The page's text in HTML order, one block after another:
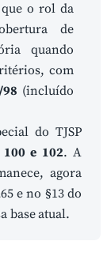
o rol da
de
quando
com
(incluído
do TJSP
e 102. A
agora
e no §13 do
base atual.